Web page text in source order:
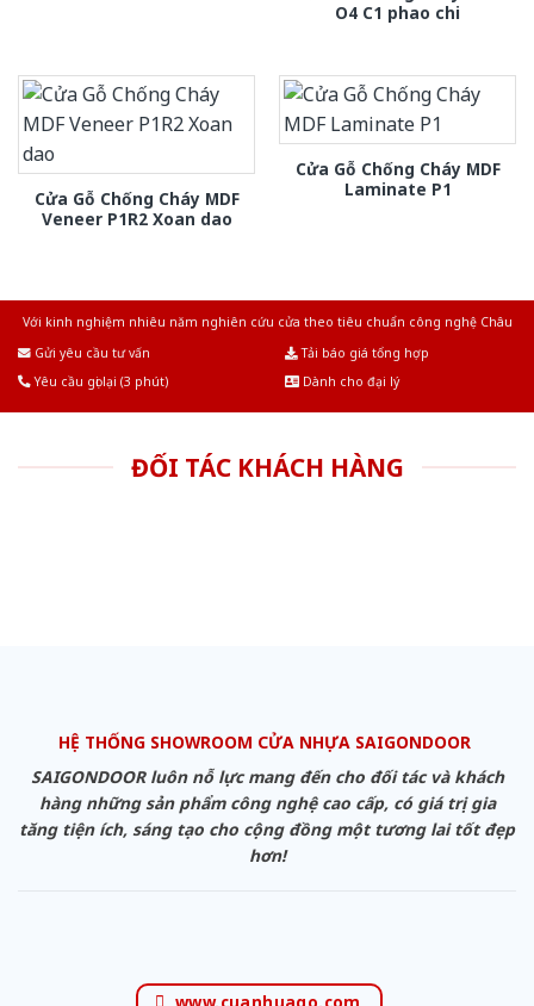
O4 C1 phao chi
Cửa Gỗ Chống Cháy MDF
Veneer P1R2 Xoan dao
Cửa Gỗ Chống Cháy MDF
Laminate P1
Với kinh nghiệm nhiêu năm nghiên cứu cửa theo tiêu chuẩn công nghệ Châu
Gửi yêu cầu tư vấn
Tải báo giá tổng hợp
Yêu cầu gọi lại (3 phút)
Dành cho đại lý
ĐỐI TÁC KHÁCH HÀNG
HỆ THỐNG SHOWROOM CỬA NHỰA SAIGONDOOR
SAIGONDOOR luôn nỗ lực mang đến cho đối tác và khách
hàng những sản phẩm công nghệ cao cấp, có giá trị gia
tăng tiện ích, sáng tạo cho cộng đồng một tương lai tốt đẹp
hơn!